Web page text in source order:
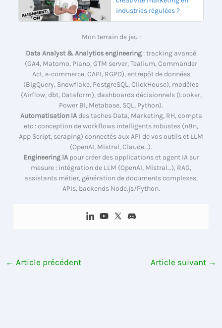
industries régulées ?
Mon terrain de jeu :
Data Analyst & Analytics engineering : tracking avancé
(GA4, Matomo, Piano, GTM server, Tealium, Commander
Act, e-commerce, CAPI, RGPD), entrepôt de données
(BigQuery, Snowflake, PostgreSQL, ClickHouse), modèles
(Airflow, dbt, Dataform), dashboards décisionnels (Looker,
Power BI, Metabase, SQL, Python).
Automatisation IAdes taches Data, Marketing, RH, compta
etc : conception de workflows intelligents robustes (n8n,
App Script, scraping) connectés aux API de vos outils et LLM
(OpenAI, Mistral, Claude…).
Engineering IApour créer des applications et agent IA sur
mesure : intégration de LLM (OpenAI, Mistral…), RAG,
assistants métier, génération de documents complexes,
APIs, backends Node.js/Python.
← Article précédent Article suivant →